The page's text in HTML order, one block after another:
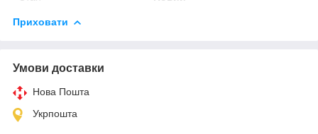
Приховати
Умови доставки
Нова Пошта
Укрпошта